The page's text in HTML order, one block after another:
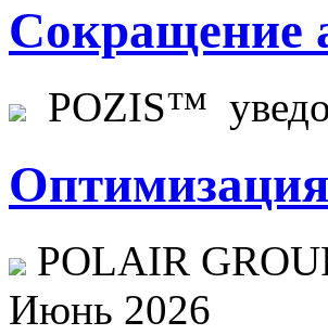
Сокращение
POZIS™
POLAIR
Июнь 2026